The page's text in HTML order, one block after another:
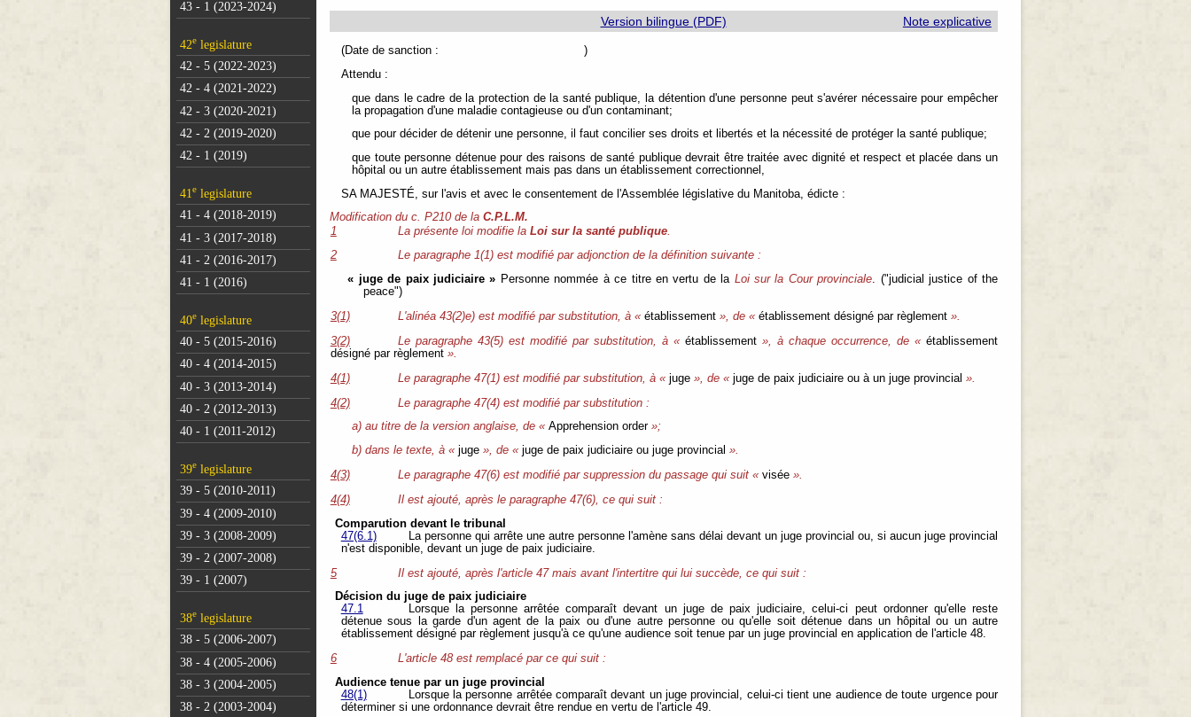
43 - 1 (2023-2024)
42elegislature
42 - 5 (2022-2023)
42 - 4 (2021-2022)
42 - 3 (2020-2021)
42 - 2 (2019-2020)
42 - 1 (2019)
41elegislature
41 - 4 (2018-2019)
41 - 3 (2017-2018)
41 - 2 (2016-2017)
41 - 1 (2016)
40elegislature
40 - 5 (2015-2016)
40 - 4 (2014-2015)
40 - 3 (2013-2014)
40 - 2 (2012-2013)
40 - 1 (2011-2012)
39elegislature
39 - 5 (2010-2011)
39 - 4 (2009-2010)
39 - 3 (2008-2009)
39 - 2 (2007-2008)
39 - 1 (2007)
38elegislature
38 - 5 (2006-2007)
38 - 4 (2005-2006)
38 - 3 (2004-2005)
38 - 2 (2003-2004)
Version bilingue (PDF) Note explicative
(Date de sanction : )
Attendu :
que dans le cadre de la protection de la santé publique, la détention d'une personne peut s'avérer nécessaire pour empêcher
la propagation d'une maladie contagieuse ou d'un contaminant;
que pour décider de détenir une personne, il faut concilier ses droits et libertés et la nécessité de protéger la santé publique;
que toute personne détenue pour des raisons de santé publique devrait être traitée avec dignité et respect et placée dans un
hôpital ou un autre établissement mais pas dans un établissement correctionnel,
SA MAJESTÉ, sur l'avis et avec le consentement de l'Assemblée législative du Manitoba, édicte :
Modification du c. P210 de la C.P.L.M.
1
La présente loi modifie la Loi sur la santé publique.
2
Le paragraphe 1(1) est modifié par adjonction de la définition suivante :
« juge de paix judiciaire » Personne nommée à ce titre en vertu de la Loi sur la Cour provinciale. ("judicial justice of the
peace")
3(1)
L'alinéa 43(2)e) est modifié par substitution, à « établissement», de « établissement désigné par règlement».
3(2)
Le paragraphe 43(5) est modifié par substitution, à « établissement», à chaque occurrence, de «établissement
désigné par règlement».
4(1)
Le paragraphe 47(1) est modifié par substitution, à « juge», de « juge de paix judiciaire ou à un juge provincial ».
4(2)
Le paragraphe 47(4) est modifié par substitution :
a) au titre de la version anglaise, de «Apprehension order»;
b) dans le texte, à «juge », de «juge de paix judiciaire ou juge provincial ».
4(3)
Le paragraphe 47(6) est modifié par suppression du passage qui suit « visée».
4(4)
Il est ajouté, après le paragraphe 47(6), ce qui suit :
Comparution devant le tribunal
47(6.1)
La personne qui arrête une autre personne l'amène sans délai devant un juge provincial ou, si aucun juge provincial
n'est disponible, devant un juge de paix judiciaire.
5
Il est ajouté, après l'article 47 mais avant l'intertitre qui lui succède, ce qui suit :
Décision du juge de paix judiciaire
47.1
Lorsque la personne arrêtée comparaît devant un juge de paix judiciaire, celui-ci peut ordonner qu'elle reste
détenue sous la garde d'un agent de la paix ou d'une autre personne ou qu'elle soit détenue dans un hôpital ou un autre
établissement désigné par règlement jusqu'à ce qu'une audience soit tenue par un juge provincial en application de l'article 48.
6
L'article 48 est remplacé par ce qui suit :
Audience tenue par un juge provincial
48(1)
Lorsque la personne arrêtée comparaît devant un juge provincial, celui-ci tient une audience de toute urgence pour
déterminer si une ordonnance devrait être rendue en vertu de l'article 49.